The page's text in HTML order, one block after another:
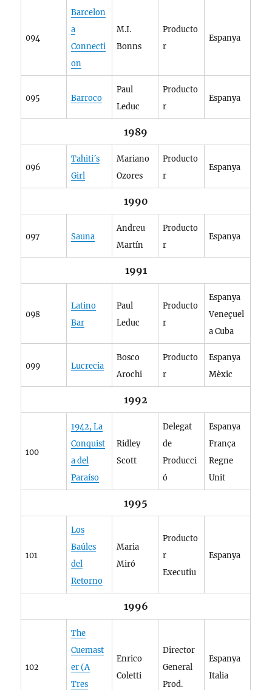
094
Barcelon
a
Connecti
on
M.I.
Bonns
Producto
r
Espanya
095 Barroco
Paul
Leduc
Producto
r
Espanya
1989
096
Tahiti´s
Girl
Mariano
Ozores
Producto
r
Espanya
1990
097 Sauna
Andreu
Martín
Producto
r
Espanya
1991
098
Latino
Bar
Paul
Leduc
Producto
r
Espanya
Veneçuel
a Cuba
099 Lucrecia
Bosco
Arochi
Producto
r
Espanya
Mèxic
1992
100
1942, La
Conquist
a del
Paraíso
Ridley
Scott
Delegat
de
Producci
ó
Espanya
França
Regne
Unit
1995
101
Los
Baúles
del
Retorno
Maria
Miró
Producto
r
Executiu
Espanya
1996
102
The
Cuemast
er (A
Tres
Enrico
Coletti
Director
General
Prod.
Espanya
Italia